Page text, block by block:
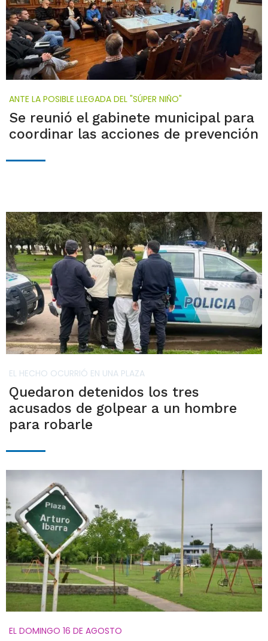
ANTE LA POSIBLE LLEGADA DEL "SÚPER NIÑO"
Se reunió el gabinete municipal para
coordinar las acciones de prevención
EL HECHO OCURRIÓ EN UNA PLAZA
Quedaron detenidos los tres
acusados de golpear a un hombre
para robarle
EL DOMINGO 16 DE AGOSTO